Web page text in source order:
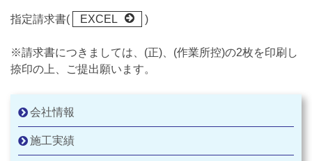
指定請求書( EXCEL )
※請求書につきましては、(正)、(作業所控)の2枚を印刷し
捺印の上、ご提出願います。
会社情報
施工実績